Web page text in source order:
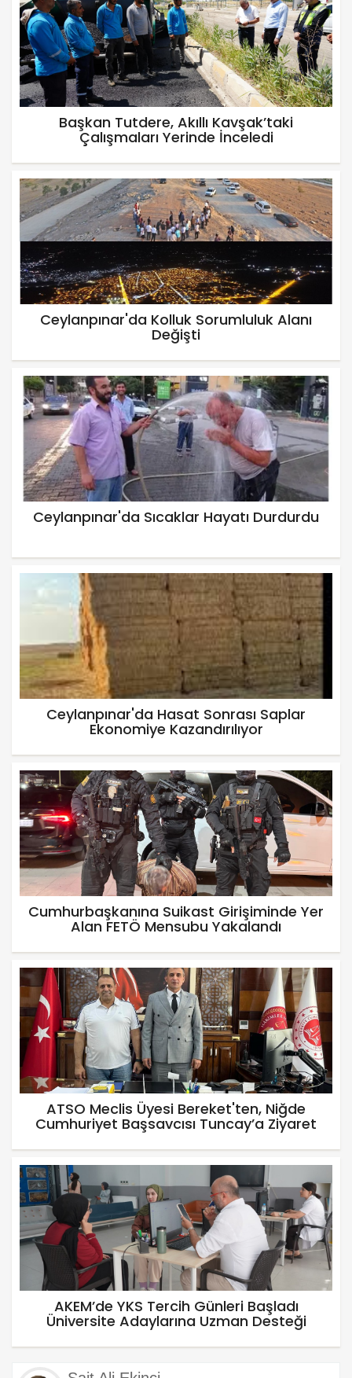
Başkan Tutdere, Akıllı Kavşak’taki
Çalışmaları Yerinde İnceledi
Ceylanpınar'da Kolluk Sorumluluk Alanı
Değişti
Ceylanpınar'da Sıcaklar Hayatı Durdurdu
Ceylanpınar'da Hasat Sonrası Saplar
Ekonomiye Kazandırılıyor
Cumhurbaşkanına Suikast Girişiminde Yer
Alan FETÖ Mensubu Yakalandı
ATSO Meclis Üyesi Bereket'ten, Niğde
Cumhuriyet Başsavcısı Tuncay’a Ziyaret
AKEM’de YKS Tercih Günleri Başladı
Üniversite Adaylarına Uzman Desteği